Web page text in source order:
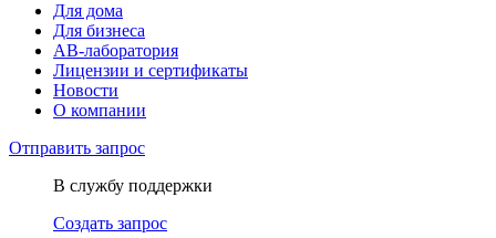
Для дома
Для бизнеса
АВ-лаборатория
Лицензии и сертификаты
Новости
О компании
Отправить запрос
В службу поддержки
Создать запрос